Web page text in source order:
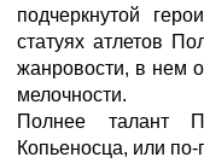
подчеркнутой
статуях атлетов
жанровости, в нем
мелочности.
Полнее талант
Копьеносца, или